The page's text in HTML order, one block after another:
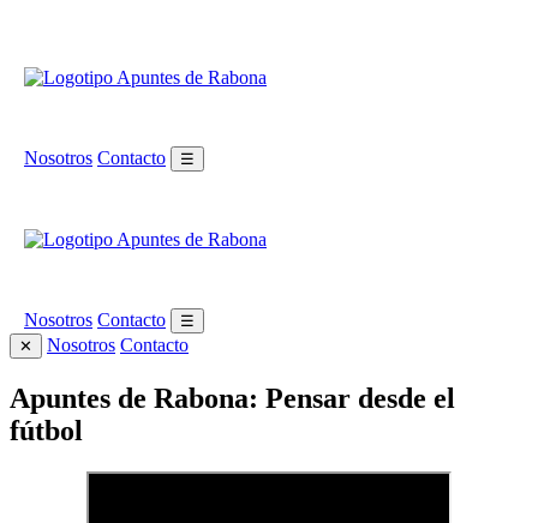
Nosotros Contacto ☰
Nosotros Contacto
☰
✕
Nosotros Contacto
Apuntes de Rabona: Pensar desde el
fútbol